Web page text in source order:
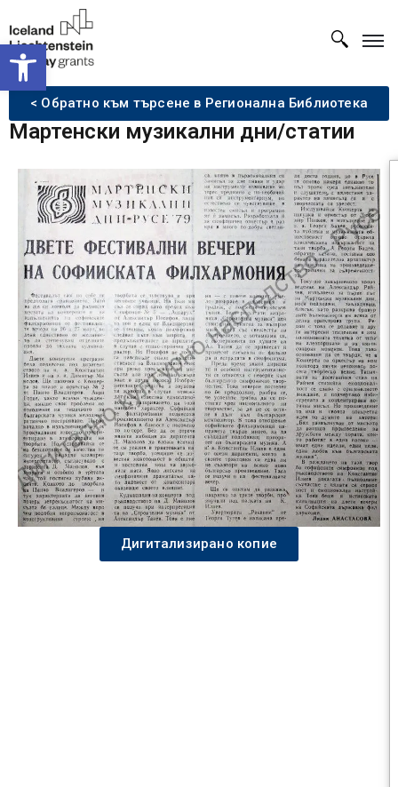
Open toolbar
< Обратно към търсене в Регионална Библиотека
Мартенски музикални дни/статии
Дигитализирано копие